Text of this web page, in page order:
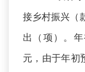
接乡村振兴（
出（项）。
元，由于年初